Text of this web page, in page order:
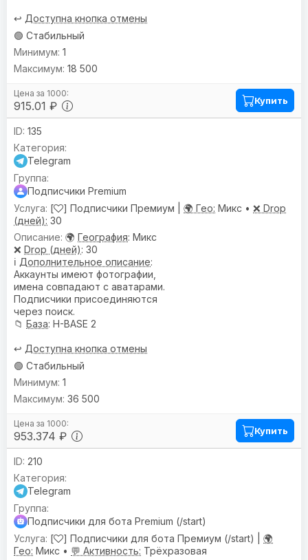
↩️ Доступна кнопка отмены
🟢 Стабильный
915.01 ₽
1
18 500
Купить
135
Telegram
Подписчики Premium
[
] Подписчики Премиум | 🌍 Гео: Микс • ❌ Drop
(дней): 30
🌍 География: Микс
❌ Drop (дней): 30
ℹ️ Дополнительное описание:
Аккаунты имеют фотографии,
имена совпадают с аватарами.
Подписчики присоединяются
через поиск.
📁 База: H-BASE 2
↩️ Доступна кнопка отмены
🟢 Стабильный
953.374 ₽
1
36 500
Купить
210
Telegram
Подписчики для бота Premium (/start)
[
] Подписчики для бота Премиум (/start) | 🌍
Гео: Микс • 💬 Активность: Трёхразовая